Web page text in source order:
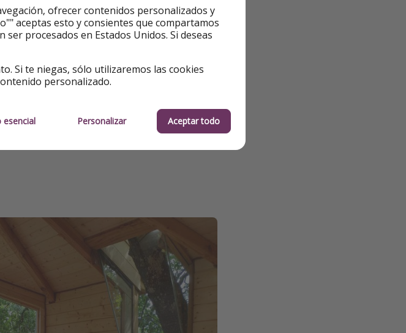
ofrecer contenidos personalizados y
aceptas esto y consientes que compartamos
procesados en Estados Unidos. Si deseas
Si te niegas, sólo utilizaremos las cookies
personalizado.
esencial Personalizar Aceptar todo